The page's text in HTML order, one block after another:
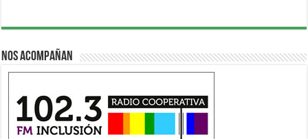
Nos acompañan